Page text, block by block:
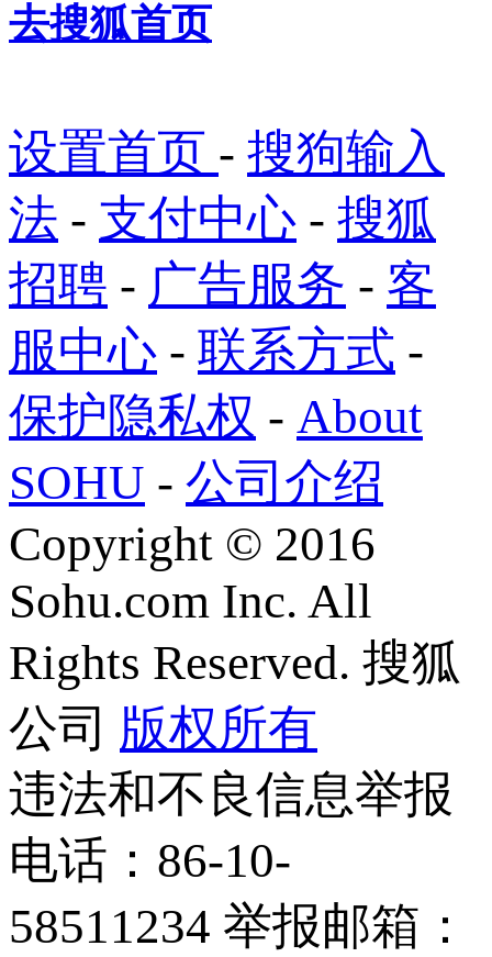
去搜狐首页
设置首页 - 搜狗输入
法 - 支付中心 - 搜狐
招聘 - 广告服务 - 客
服中心 - 联系方式 -
保护隐私权 - About
SOHU - 公司介绍
Copyright © 2016
Sohu.com Inc. All
Rights Reserved. 搜狐
公司 版权所有
违法和不良信息举报
电话：86-10-
58511234 举报邮箱：